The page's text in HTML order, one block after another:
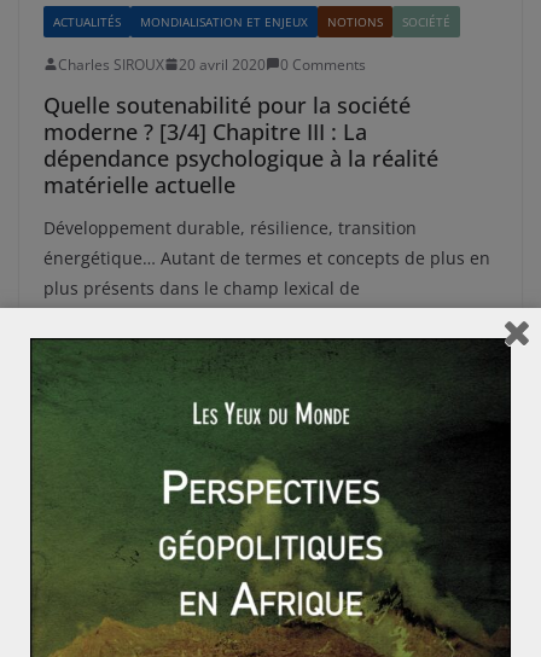
ACTUALITÉS MONDIALISATION ET ENJEUX NOTIONS SOCIÉTÉ
Charles SIROUX 20 avril 2020 0 Comments
Quelle soutenabilité pour la société
moderne ? [3/4] Chapitre III : La
dépendance psychologique à la réalité
matérielle actuelle
Développement durable, résilience, transition
énergétique… Autant de termes et concepts de plus en
plus présents dans le champ lexical de
Read More